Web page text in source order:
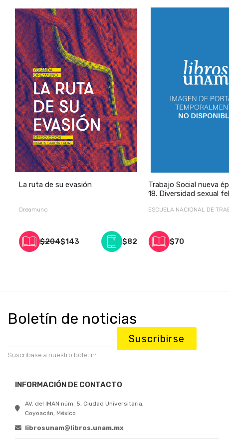
La ruta de su evasión
Oreamuno
$204$143 $82
Trabajo Social nueva
18. Diversidad sexual
ESCUELA NACIONAL DE
$70
‹
Boletín de noticias
Suscríbase a nuestro boletín:
Suscribirse
INFORMACIÓN DE CONTACTO
AV. del IMAN núm. 5, Ciudad Universitaria,
Coyoacán, México
librosunam@libros.unam.mx